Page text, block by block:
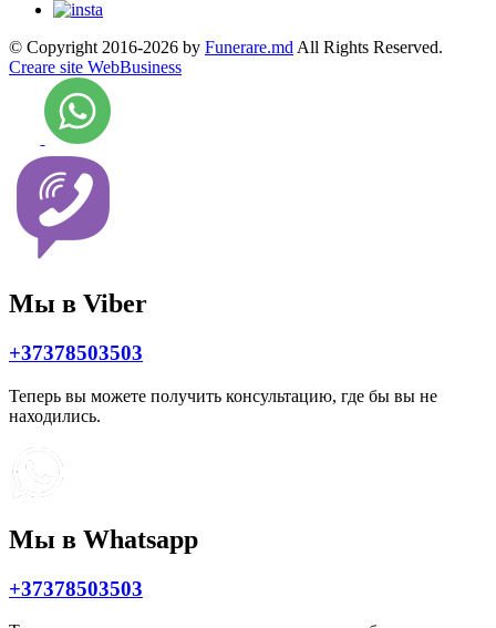
© Copyright 2016-2026 by Funerare.md All Rights Reserved.
Creare site WebBusiness
Мы в Viber
+37378503503
Теперь вы можете получить консультацию, где бы вы не
находились.
Мы в Whatsapp
+37378503503